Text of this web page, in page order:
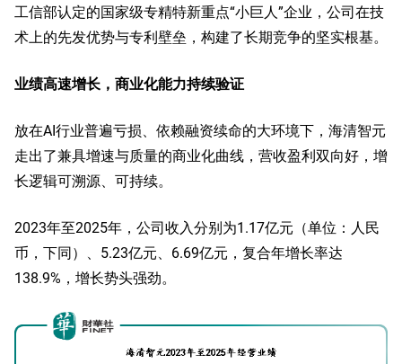
工信部认定的国家级专精特新重点“小巨人”企业，公司在技
术上的先发优势与专利壁垒，构建了长期竞争的坚实根基。
业绩高速增长，商业化能力持续验证
放在AI行业普遍亏损、依赖融资续命的大环境下，海清智元
走出了兼具增速与质量的商业化曲线，营收盈利双向好，增
长逻辑可溯源、可持续。
2023年至2025年，公司收入分别为1.17亿元（单位：人民
币，下同）、5.23亿元、6.69亿元，复合年增长率达
138.9%，增长势头强劲。